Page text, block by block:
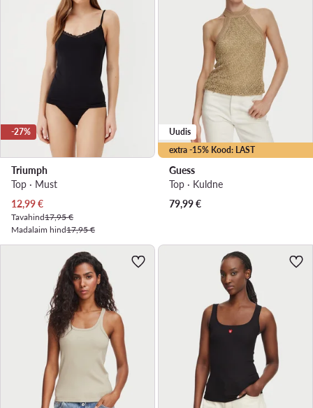
-27%
Triumph
Top · Must
Praegune hind
12,99€
Tavahind17,95 €
Madalaim hind17,95 €
extra -15% Kood: LAST
Uudis
Guess
Top · Kuldne
79,99€